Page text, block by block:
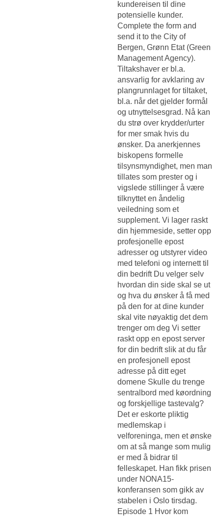
kundereisen til dine
potensielle kunder.
Complete the form and
send it to the City of
Bergen, Grønn Etat (Green
Management Agency).
Tiltakshaver er bl.a.
ansvarlig for avklaring av
plangrunnlaget for tiltaket,
bl.a. når det gjelder formål
og utnyttelsesgrad. Nå kan
du strø over krydder/urter
for mer smak hvis du
ønsker. Da anerkjennes
biskopens formelle
tilsynsmyndighet, men man
tillates som prester og i
vigslede stillinger å være
tilknyttet en åndelig
veiledning som et
supplement. Vi lager raskt
din hjemmeside, setter opp
profesjonelle epost
adresser og utstyrer video
med telefoni og internett til
din bedrift Du velger selv
hvordan din side skal se ut
og hva du ønsker å få med
på den for at dine kunder
skal vite nøyaktig det dem
trenger om deg Vi setter
raskt opp en epost server
for din bedrift slik at du får
en profesjonell epost
adresse på ditt eget
domene Skulle du trenge
sentralbord med køordning
og forskjellige tastevalg?
Det er eskorte pliktig
medlemskap i
velforeninga, men et ønske
om at så mange som mulig
er med å bidrar til
felleskapet. Han fikk prisen
under NONA15-
konferansen som gikk av
stabelen i Oslo tirsdag.
Episode 1 Hvor kom